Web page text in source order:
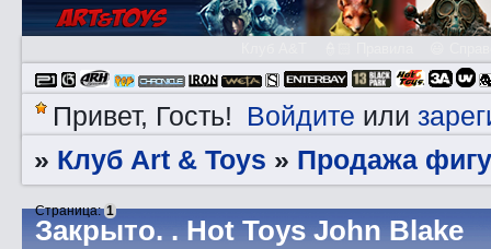
Привет, Гость! Войдите или
» Клуб Art & Toys » Продажа
Закрытo. . Hot Toys John Blake
Страница:1